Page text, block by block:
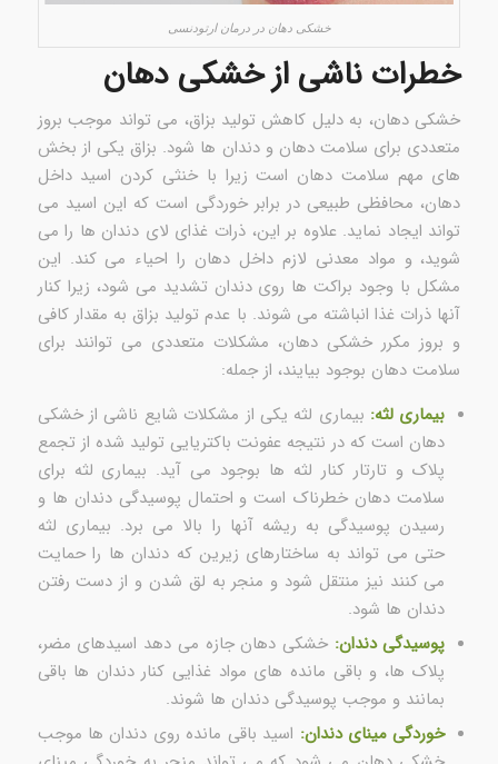
خشکی دهان در درمان ارتودنسی
خطرات ناشی از خشکی دهان
خشکی دهان، به دلیل کاهش تولید بزاق، می تواند موجب بروز
متعددی برای سلامت دهان و دندان ها شود. بزاق یکی از بخش
های مهم سلامت دهان است زیرا با خنثی کردن اسید داخل
دهان، محافظی طبیعی در برابر خوردگی است که این اسید می
تواند ایجاد نماید. علاوه بر این، ذرات غذای لای دندان ها را می
شوید، و مواد معدنی لازم داخل دهان را احیاء می کند. این
مشکل با وجود براکت ها روی دندان تشدید می شود، زیرا کنار
آنها ذرات غذا انباشته می شوند. با عدم تولید بزاق به مقدار کافی
و بروز مکرر خشکی دهان، مشکلات متعددی می توانند برای
سلامت دهان بوجود بیایند، از جمله:
بیماری لثه: بیماری لثه یکی از مشکلات شایع ناشی از خشکی
دهان است که در نتیجه عفونت باکتریایی تولید شده از تجمع
پلاک و تارتار کنار لثه ها بوجود می آید. بیماری لثه برای
سلامت دهان خطرناک است و احتمال پوسیدگی دندان ها و
رسیدن پوسیدگی به ریشه آنها را بالا می برد. بیماری لثه
حتی می تواند به ساختارهای زیرین که دندان ها را حمایت
می کنند نیز منتقل شود و منجر به لق شدن و از دست رفتن
دندان ها شود.
پوسیدگی دندان: خشکی دهان جازه می دهد اسیدهای مضر،
پلاک ها، و باقی مانده های مواد غذایی کنار دندان ها باقی
بمانند و موجب پوسیدگی دندان ها شوند.
خوردگی مینای دندان: اسید باقی مانده روی دندان ها موجب